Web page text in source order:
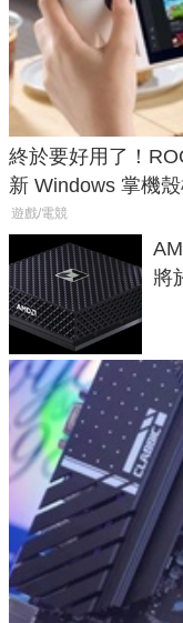
終於要好用了！
新 Windows 掌機
遊戲/電競
將